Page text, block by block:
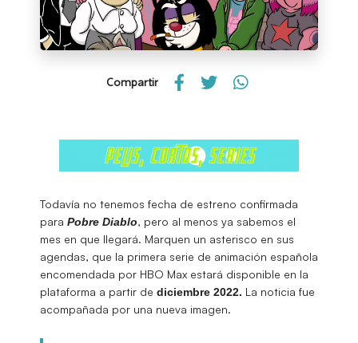
Compartir
Todavía no tenemos fecha de estreno confirmada
para Pobre Diablo, pero al menos ya sabemos el
mes en que llegará. Marquen un asterisco en sus
agendas, que la primera serie de animación española
encomendada por HBO Max estará disponible en la
plataforma a partir de diciembre 2022. La noticia fue
acompañada por una nueva imagen.